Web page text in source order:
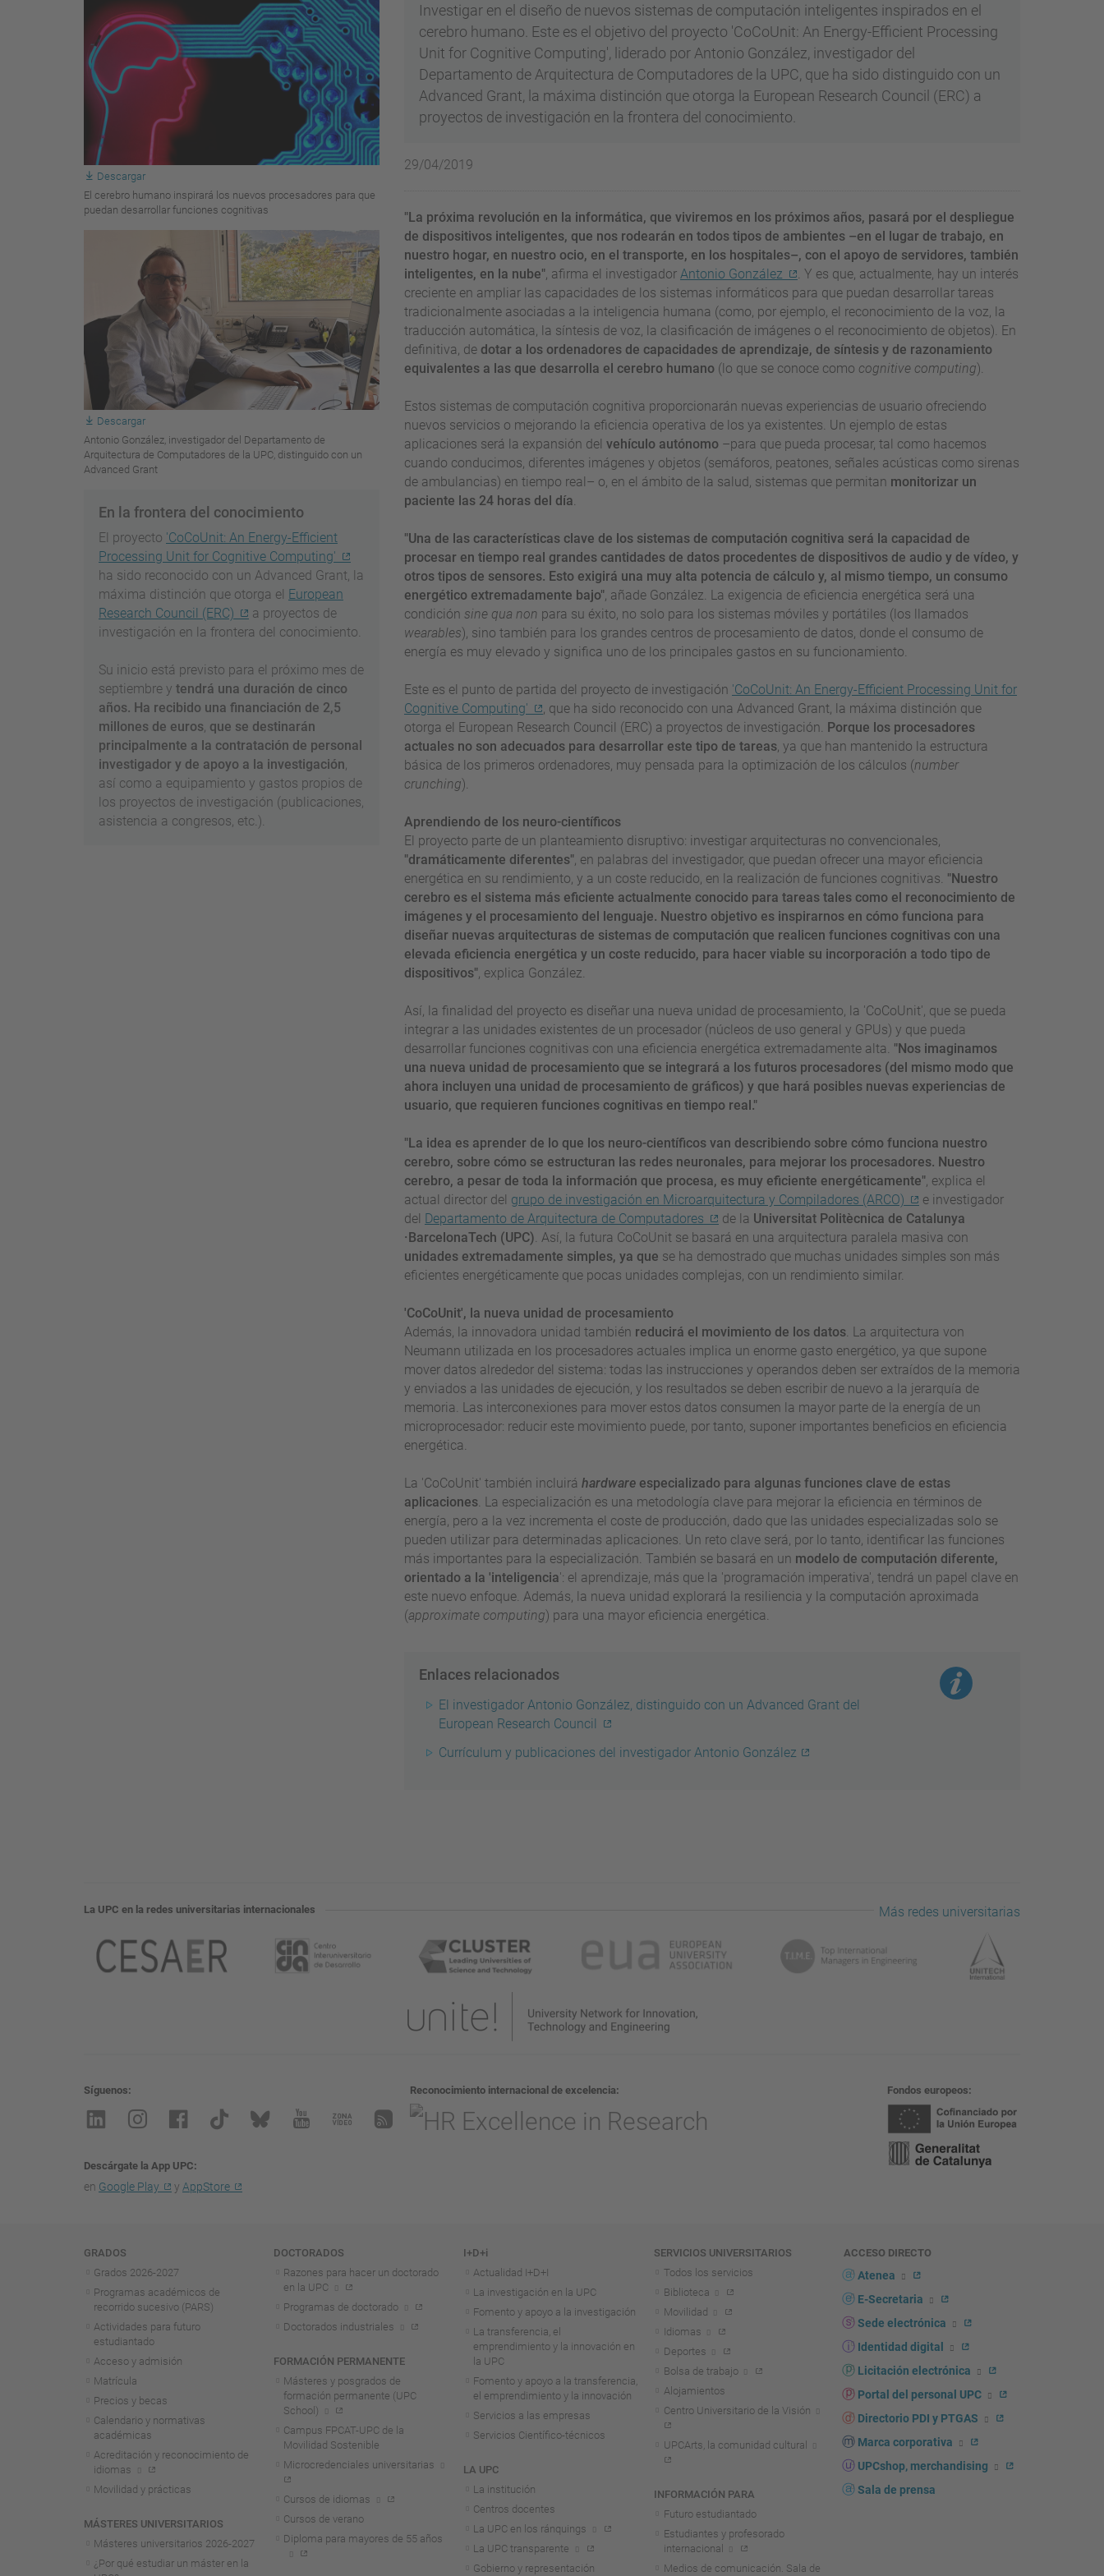
Descargar
El cerebro humano inspirará los nuevos procesadores para que
puedan desarrollar funciones cognitivas
Descargar
Antonio González, investigador del Departamento de
Arquitectura de Computadores de la UPC, distinguido con un
Advanced Grant
En la frontera del conocimiento
El proyecto 'CoCoUnit: An Energy-Efficient
Processing Unit for Cognitive Computing'
ha sido reconocido con un Advanced Grant, la
máxima distinción que otorga el European
Research Council (ERC)
a proyectos de
investigación en la frontera del conocimiento.
Su inicio está previsto para el próximo mes de
septiembre y tendrá una duración de cinco
años. Ha recibido una financiación de 2,5
millones de euros, que se destinarán
principalmente a la contratación de personal
investigador y de apoyo a la investigación,
así como a equipamiento y gastos propios de
los proyectos de investigación (publicaciones,
asistencia a congresos, etc.).
Investigar en el diseño de nuevos sistemas de computación inteligentes inspirados en el
cerebro humano. Este es el objetivo del proyecto 'CoCoUnit: An Energy-Efficient Processing
Unit for Cognitive Computing', liderado por Antonio González, investigador del
Departamento de Arquitectura de Computadores de la UPC, que ha sido distinguido con un
Advanced Grant, la máxima distinción que otorga la European Research Council (ERC) a
proyectos de investigación en la frontera del conocimiento.
29/04/2019
"La próxima revolución en la informática, que viviremos en los próximos años, pasará por el despliegue
de dispositivos inteligentes, que nos rodearán en todos tipos de ambientes –en el lugar de trabajo, en
nuestro hogar, en nuestro ocio, en el transporte, en los hospitales–, con el apoyo de servidores, también
inteligentes, en la nube", afirma el investigador Antonio González
. Y es que, actualmente, hay un interés
creciente en ampliar las capacidades de los sistemas informáticos para que puedan desarrollar tareas
tradicionalmente asociadas a la inteligencia humana (como, por ejemplo, el reconocimiento de la voz, la
traducción automática, la síntesis de voz, la clasificación de imágenes o el reconocimiento de objetos). En
definitiva, de dotar a los ordenadores de capacidades de aprendizaje, de síntesis y de razonamiento
equivalentes a las que desarrolla el cerebro humano(lo que se conoce como cognitive computing).
Estos sistemas de computación cognitiva proporcionarán nuevas experiencias de usuario ofreciendo
nuevos servicios o mejorando la eficiencia operativa de los ya existentes. Un ejemplo de estas
aplicaciones será la expansión del vehículo autónomo–para que pueda procesar, tal como hacemos
cuando conducimos, diferentes imágenes y objetos (semáforos, peatones, señales acústicas como sirenas
de ambulancias) en tiempo real– o, en el ámbito de la salud, sistemas que permitan monitorizar un
paciente las 24 horas del día.
"Una de las características clave de los sistemas de computación cognitiva será la capacidad de
procesar en tiempo real grandes cantidades de datos procedentes de dispositivos de audio y de vídeo, y
otros tipos de sensores. Esto exigirá una muy alta potencia de cálculo y, al mismo tiempo, un consumo
energético extremadamente bajo", añade González. La exigencia de eficiencia energética será una
condición sine qua non para su éxito, no solo para los sistemas móviles y portátiles (los llamados
wearables), sino también para los grandes centros de procesamiento de datos, donde el consumo de
energía es muy elevado y significa uno de los principales gastos en su funcionamiento.
Este es el punto de partida del proyecto de investigación 'CoCoUnit: An Energy-Efficient Processing Unit for
Cognitive Computing'
, que ha sido reconocido con una Advanced Grant, la máxima distinción que
otorga el European Research Council (ERC) a proyectos de investigación. Porque los procesadores
actuales no son adecuados para desarrollar este tipo de tareas, ya que han mantenido la estructura
básica de los primeros ordenadores, muy pensada para la optimización de los cálculos (number
crunching).
Aprendiendo de los neuro-científicos
El proyecto parte de un planteamiento disruptivo: investigar arquitecturas no convencionales,
"dramáticamente diferentes", en palabras del investigador, que puedan ofrecer una mayor eficiencia
energética en su rendimiento, y a un coste reducido, en la realización de funciones cognitivas. "Nuestro
cerebro es el sistema más eficiente actualmente conocido para tareas tales como el reconocimiento de
imágenes y el procesamiento del lenguaje. Nuestro objetivo es inspirarnos en cómo funciona para
diseñar nuevas arquitecturas de sistemas de computación que realicen funciones cognitivas con una
elevada eficiencia energética y un coste reducido, para hacer viable su incorporación a todo tipo de
dispositivos", explica González.
Así, la finalidad del proyecto es diseñar una nueva unidad de procesamiento, la 'CoCoUnit', que se pueda
integrar a las unidades existentes de un procesador (núcleos de uso general y GPUs) y que pueda
desarrollar funciones cognitivas con una eficiencia energética extremadamente alta. "Nos imaginamos
una nueva unidad de procesamiento que se integrará a los futuros procesadores (del mismo modo que
ahora incluyen una unidad de procesamiento de gráficos) y que hará posibles nuevas experiencias de
usuario, que requieren funciones cognitivas en tiempo real."
"La idea es aprender de lo que los neuro-científicos van describiendo sobre cómo funciona nuestro
cerebro, sobre cómo se estructuran las redes neuronales, para mejorar los procesadores. Nuestro
cerebro, a pesar de toda la información que procesa, es muy eficiente energéticamente", explica el
actual director del grupo de investigación en Microarquitectura y Compiladores (ARCO)
e investigador
del Departamento de Arquitectura de Computadores de la Universitat Politècnica de Catalunya
·BarcelonaTech (UPC). Así, la futura CoCoUnit se basará en una arquitectura paralela masiva con
unidades extremadamente simples, ya que se ha demostrado que muchas unidades simples son más
eficientes energéticamente que pocas unidades complejas, con un rendimiento similar.
'CoCoUnit', la nueva unidad de procesamiento
Además, la innovadora unidad también reducirá el movimiento de los datos. La arquitectura von
Neumann utilizada en los procesadores actuales implica un enorme gasto energético, ya que supone
mover datos alrededor del sistema: todas las instrucciones y operandos deben ser extraídos de la memoria
y enviados a las unidades de ejecución, y los resultados se deben escribir de nuevo a la jerarquía de
memoria. Las interconexiones para mover estos datos consumen la mayor parte de la energía de un
microprocesador: reducir este movimiento puede, por tanto, suponer importantes beneficios en eficiencia
energética.
La 'CoCoUnit' también incluirá hardwareespecializado para algunas funciones clave de estas
aplicaciones. La especialización es una metodología clave para mejorar la eficiencia en términos de
energía, pero a la vez incrementa el coste de producción, dado que las unidades especializadas solo se
pueden utilizar para determinadas aplicaciones. Un reto clave será, por lo tanto, identificar las funciones
más importantes para la especialización. También se basará en un modelo de computación diferente,
orientado a la 'inteligencia': el aprendizaje, más que la 'programación imperativa', tendrá un papel clave en
este nuevo enfoque. Además, la nueva unidad explorará la resiliencia y la computación aproximada
(approximate computing) para una mayor eficiencia energética.
Enlaces relacionados
El investigador Antonio González, distinguido con un Advanced Grant del
European Research Council
Currículum y publicaciones del investigador Antonio González
La UPC en la redes universitarias internacionales Más redes universitarias
Síguenos
Descárgate la App UPC
en Google Play y AppStore
Reconocimiento internacional de excelencia Fondos europeos
Navegación
GRADOS
Grados 2026-2027
Programas académicos de
recorrido sucesivo (PARS)
Actividades para futuro
estudiantado
Acceso y admisión
Matrícula
Precios y becas
Calendario y normativas
académicas
Acreditación y reconocimiento de
idiomas
Movilidad y prácticas
MÁSTERES UNIVERSITARIOS
Másteres universitarios 2026-2027
¿Por qué estudiar un máster en la
DOCTORADOS
Razones para hacer un doctorado
en la UPC
Programas de doctorado
Doctorados industriales
FORMACIÓN PERMANENTE
Másteres y posgrados de
formación permanente (UPC
School)
Campus FPCAT-UPC de la
Movilidad Sostenible
Microcredenciales universitarias
Cursos de idiomas
Cursos de verano
Diploma para mayores de 55 años
I+D+i
Actualidad I+D+I
La investigación en la UPC
Fomento y apoyo a la investigación
La transferencia, el
emprendimiento y la innovación en
la UPC
Fomento y apoyo a la transferencia,
el emprendimiento y la innovación
Servicios a las empresas
Servicios Científico-técnicos
LA UPC
La institución
Centros docentes
La UPC en los ránquings
La UPC transparente
Gobierno y representación
SERVICIOS UNIVERSITARIOS
Todos los servicios
Biblioteca
Movilidad
Idiomas
Deportes
Bolsa de trabajo
Alojamientos
Centro Universitario de la Visión
UPCArts, la comunidad cultural
INFORMACIÓN PARA
Futuro estudiantado
Estudiantes y profesorado
internacional
Medios de comunicación. Sala de
ACCESO DIRECTO
Atenea
E-Secretaria
Sede electrónica
Identidad digital
Licitación electrónica
Portal del personal UPC
Directorio PDI y PTGAS
Marca corporativa
UPCshop, merchandising
Sala de prensa